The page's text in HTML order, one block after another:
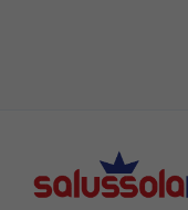
contenuto